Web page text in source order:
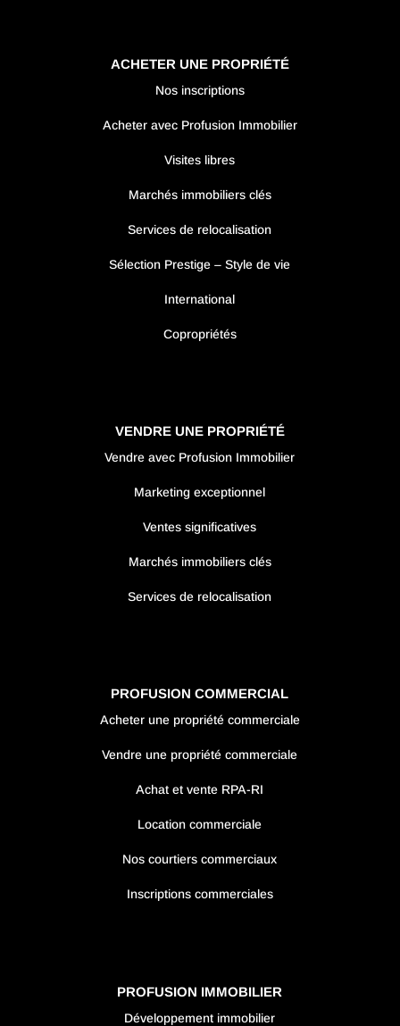
ACHETER UNE PROPRIÉTÉ
Nos inscriptions
Acheter avec Profusion Immobilier
Visites libres
Marchés immobiliers clés
Services de relocalisation
Sélection Prestige – Style de vie
International
Copropriétés
VENDRE UNE PROPRIÉTÉ
Vendre avec Profusion Immobilier
Marketing exceptionnel
Ventes significatives
Marchés immobiliers clés
Services de relocalisation
PROFUSION COMMERCIAL
Acheter une propriété commerciale
Vendre une propriété commerciale
Achat et vente RPA-RI
Location commerciale
Nos courtiers commerciaux
Inscriptions commerciales
PROFUSION IMMOBILIER
Développement immobilier